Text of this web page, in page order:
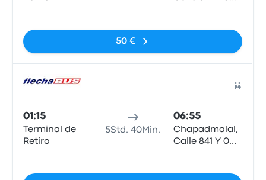
50 €
01:15
Terminal de
Retiro
5Std. 40Min.
06:55
Chapadmalal,
Calle 841 Y 0